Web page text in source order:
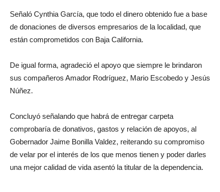
Señaló Cynthia García, que todo el dinero obtenido fue a base
de donaciones de diversos empresarios de la localidad, que
están comprometidos con Baja California.
De igual forma, agradeció el apoyo que siempre le brindaron
sus compañeros Amador Rodríguez, Mario Escobedo y Jesús
Núñez.
Concluyó señalando que habrá de entregar carpeta
comprobaría de donativos, gastos y relación de apoyos, al
Gobernador Jaime Bonilla Valdez, reiterando su compromiso
de velar por el interés de los que menos tienen y poder darles
una mejor calidad de vida asentó la titular de la dependencia.